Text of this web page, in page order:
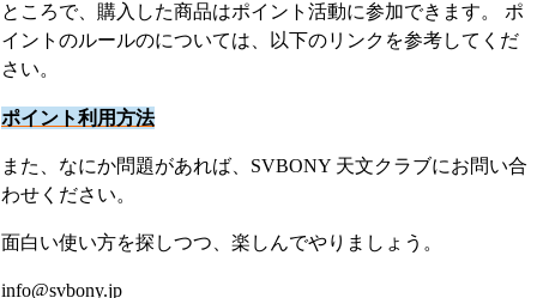
ところで、購入した商品はポイント活動に参加できます。 ポ
イントのルールのについては、以下のリンクを参考してくだ
さい。
ポイント利用方法
また、なにか問題があれば、SVBONY 天文クラブにお問い合
わせください。
面白い使い方を探しつつ、楽しんでやりましょう。
info@svbony.jp